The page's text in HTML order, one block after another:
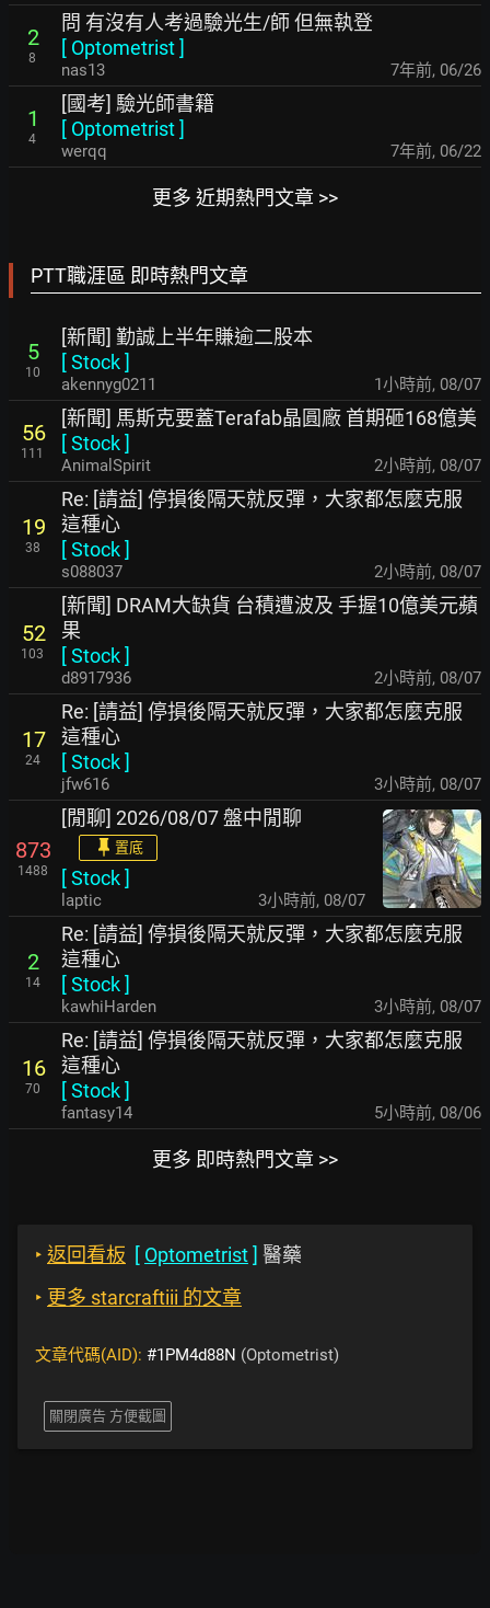
2
8
問 有沒有人考過驗光生/師 但無執登
[ Optometrist]
nas13 7年前, 06/26
1
4
[國考] 驗光師書籍
[ Optometrist]
werqq 7年前, 06/22
更多 近期熱門文章 >>
PTT職涯區 即時熱門文章
5
10
[新聞] 勤誠上半年賺逾二股本
[Stock]
akennyg0211 1小時前, 08/07
56
111
[新聞] 馬斯克要蓋Terafab晶圓廠 首期砸168億美
[Stock]
AnimalSpirit 2小時前, 08/07
19
38
Re: [請益] 停損後隔天就反彈，大家都怎麼克服
這種心
[Stock]
s088037 2小時前, 08/07
52
103
[新聞] DRAM大缺貨 台積遭波及 手握10億美元蘋
果
[Stock]
d8917936 2小時前, 08/07
17
24
Re: [請益] 停損後隔天就反彈，大家都怎麼克服
這種心
[Stock]
jfw616 3小時前, 08/07
873
1488
[閒聊] 2026/08/07 盤中閒聊
置底
[Stock]
laptic 3小時前, 08/07
2
14
Re: [請益] 停損後隔天就反彈，大家都怎麼克服
這種心
[Stock]
kawhiHarden 3小時前, 08/07
16
70
Re: [請益] 停損後隔天就反彈，大家都怎麼克服
這種心
[Stock]
fantasy14 5小時前, 08/06
更多 即時熱門文章 >>
‣ 返回看板 [ Optometrist] 醫藥
‣ 更多 starcraftiii 的文章
文章代碼(AID): #1PM4d88N (Optometrist)
關閉廣告 方便截圖